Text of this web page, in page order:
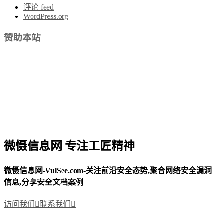
评论 feed
WordPress.org
赞助本站
微慑信息网 专注工匠精神
微慑信息网-VulSee.com-关注前沿安全态势,聚合网络安全漏洞
信息,分享安全文档案例
访问我们 联系我们 